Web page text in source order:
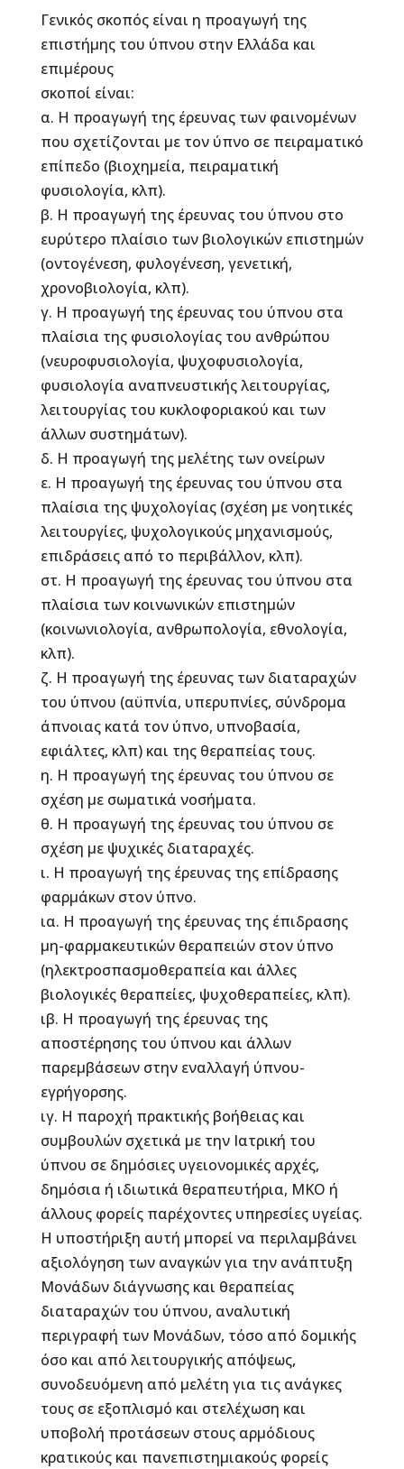
Γενικός σκοπός είναι η προαγωγή της
επιστήμης του ύπνου στην Ελλάδα και
επιμέρους
σκοποί είναι:
α. Η προαγωγή της έρευνας των φαινομένων
που σχετίζονται με τον ύπνο σε πειραματικό
επίπεδο (βιοχημεία, πειραματική
φυσιολογία, κλπ).
β. Η προαγωγή της έρευνας του ύπνου στο
ευρύτερο πλαίσιο των βιολογικών επιστημών
(οντογένεση, φυλογένεση, γενετική,
χρονοβιολογία, κλπ).
γ. Η προαγωγή της έρευνας του ύπνου στα
πλαίσια της φυσιολογίας του ανθρώπου
(νευροφυσιολογία, ψυχοφυσιολογία,
φυσιολογία αναπνευστικής λειτουργίας,
λειτουργίας του κυκλοφοριακού και των
άλλων συστημάτων).
δ. Η προαγωγή της μελέτης των ονείρων
ε. Η προαγωγή της έρευνας του ύπνου στα
πλαίσια της ψυχολογίας (σχέση με νοητικές
λειτουργίες, ψυχολογικούς μηχανισμούς,
επιδράσεις από το περιβάλλον, κλπ).
στ. Η προαγωγή της έρευνας του ύπνου στα
πλαίσια των κοινωνικών επιστημών
(κοινωνιολογία, ανθρωπολογία, εθνολογία,
κλπ).
ζ. Η προαγωγή της έρευνας των διαταραχών
του ύπνου (αϋπνία, υπερυπνίες, σύνδρομα
άπνοιας κατά τον ύπνο, υπνοβασία,
εφιάλτες, κλπ) και της θεραπείας τους.
η. Η προαγωγή της έρευνας του ύπνου σε
σχέση με σωματικά νοσήματα.
θ. Η προαγωγή της έρευνας του ύπνου σε
σχέση με ψυχικές διαταραχές.
ι. Η προαγωγή της έρευνας της επίδρασης
φαρμάκων στον ύπνο.
ια. Η προαγωγή της έρευνας της έπιδρασης
μη-φαρμακευτικών θεραπειών στον ύπνο
(ηλεκτροσπασμοθεραπεία και άλλες
βιολογικές θεραπείες, ψυχοθεραπείες, κλπ).
ιβ. Η προαγωγή της έρευνας της
αποστέρησης του ύπνου και άλλων
παρεμβάσεων στην εναλλαγή ύπνου-
εγρήγορσης.
ιγ. Η παροχή πρακτικής βοήθειας και
συμβουλών σχετικά με την Ιατρική του
ύπνου σε δημόσιες υγειονομικές αρχές,
δημόσια ή ιδιωτικά θεραπευτήρια, ΜΚΟ ή
άλλους φορείς παρέχοντες υπηρεσίες υγείας.
Η υποστήριξη αυτή μπορεί να περιλαμβάνει
αξιολόγηση των αναγκών για την ανάπτυξη
Μονάδων διάγνωσης και θεραπείας
διαταραχών του ύπνου, αναλυτική
περιγραφή των Μονάδων, τόσο από δομικής
όσο και από λειτουργικής απόψεως,
συνοδευόμενη από μελέτη για τις ανάγκες
τους σε εξοπλισμό και στελέχωση και
υποβολή προτάσεων στους αρμόδιους
κρατικούς και πανεπιστημιακούς φορείς